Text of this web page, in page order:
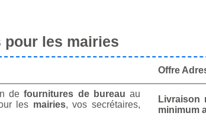
pour les mairies
Offre
defournitures de bureau au
les mairies, vos secrétaires,
Livraison
minimum